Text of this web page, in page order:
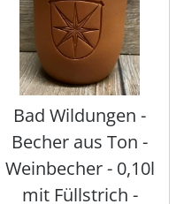
Bad Wildungen -
Becher aus Ton -
Weinbecher - 0,10l
mit Füllstrich -